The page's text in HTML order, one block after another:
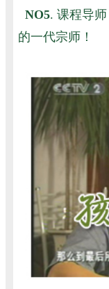
NO5. 课程导
的一代宗师！